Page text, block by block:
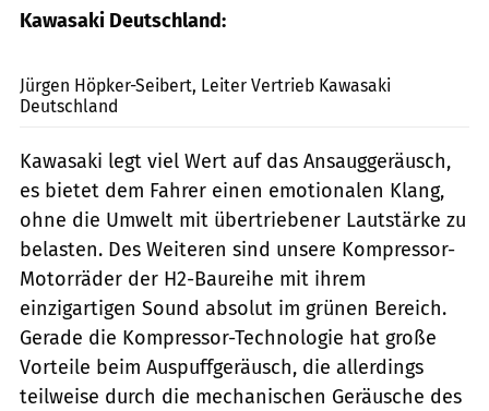
Kawasaki Deutschland:
Jürgen Höpker-Seibert, Leiter Vertrieb Kawasaki
Deutschland
Kawasaki legt viel Wert auf das Ansauggeräusch,
es bietet dem Fahrer einen emotionalen Klang,
ohne die Umwelt mit übertriebener Lautstärke zu
belasten. Des Weiteren sind unsere Kompressor-
Motorräder der H2-Baureihe mit ihrem
einzigartigen Sound absolut im grünen Bereich.
Gerade die Kompressor-Technologie hat große
Vorteile beim Auspuffgeräusch, die allerdings
teilweise durch die mechanischen Geräusche des